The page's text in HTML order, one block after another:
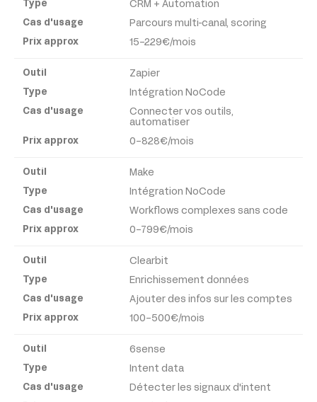
CRM + Automation
Parcours multi-canal, scoring
15-229€/mois
Zapier
Intégration NoCode
Connecter vos outils,
automatiser
0-828€/mois
Make
Intégration NoCode
Workflows complexes sans code
0-799€/mois
Clearbit
Enrichissement données
Ajouter des infos sur les comptes
100-500€/mois
6sense
Intent data
Détecter les signaux d'intent